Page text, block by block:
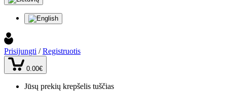
Prisijungti / Registruotis
0.00€
Jūsų prekių krepšelis tuščias